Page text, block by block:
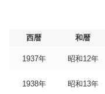
西暦 和暦
1937年 昭和12年
1938年 昭和13年